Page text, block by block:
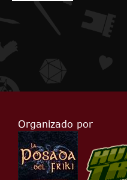
Organizado por